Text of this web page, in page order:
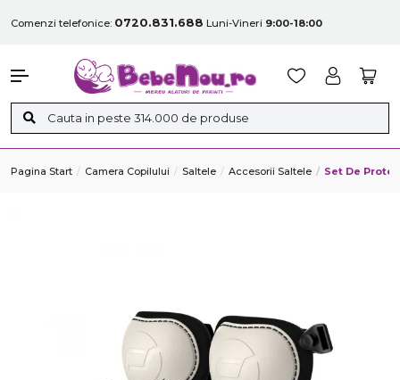
Comenzi telefonice: 0720.831.688 Luni-Vineri 9:00-18:00
Pagina Start Camera Copilului Saltele Accesorii Saltele Set De